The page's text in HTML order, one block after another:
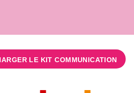
LE KIT COMMUNICATION